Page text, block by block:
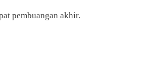
pembuangan akhir.